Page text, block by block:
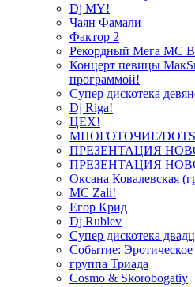
Dj MY!
Чаян Фамали
Фактор 2
Рекордный Мега МС
Концерт певицы
программой!
Супер дискотека
Dj Riga!
ЦЕХ!
МНОГОТОЧИЕ/
ПРЕЗЕНТАЦИЯ
ПРЕЗЕНТАЦИЯ
Оксана Ковалевская
MC Zali!
Егор Крид
Dj Rublev
Супер дискотека
Событие:
группа Триада
Cosmo & Skorobogatiy